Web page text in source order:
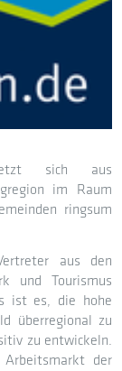
sich aus
im Raum
ringsum
aus den
und Tourismus
ist es, die hohe
überregional zu
zu entwickeln.
der